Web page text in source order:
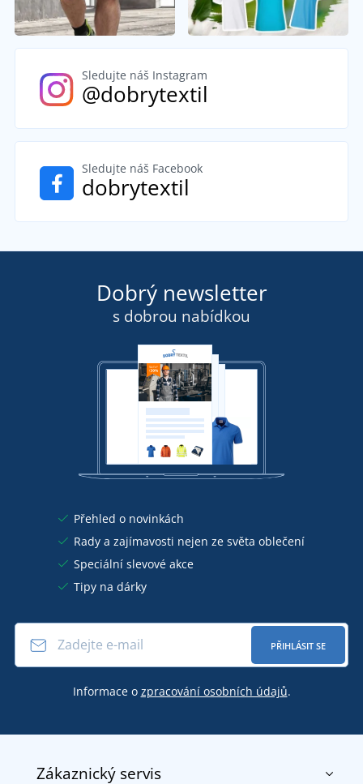
Sledujte náš Instagram
@dobrytextil
Sledujte náš Facebook
dobrytextil
Dobrý newsletter
s dobrou nabídkou
Přehled o novinkách
Rady a zajímavosti nejen ze světa oblečení
Speciální slevové akce
Tipy na dárky
PŘIHLÁSIT SE
Informace o zpracování osobních údajů.
Zákaznický servis